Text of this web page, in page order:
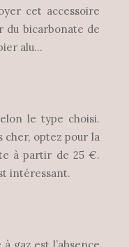
cet accessoire
du bicarbonate de
alu…
le type choisi.
cher, optez pour la
à partir de 25 €.
intéressant.